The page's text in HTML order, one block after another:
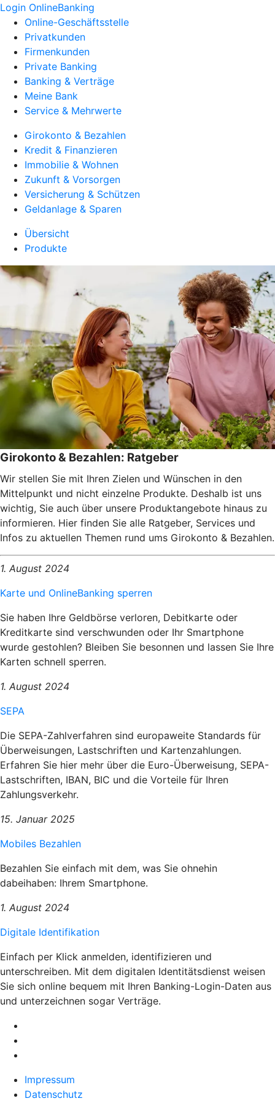
Login OnlineBanking
Online-Geschäftsstelle
Privatkunden
Firmenkunden
Private Banking
Banking & Verträge
Meine Bank
Service & Mehrwerte
Girokonto & Bezahlen
Kredit & Finanzieren
Immobilie & Wohnen
Zukunft & Vorsorgen
Versicherung & Schützen
Geldanlage & Sparen
Übersicht
Produkte
Girokonto & Bezahlen: Ratgeber
Wir stellen Sie mit Ihren Zielen und Wünschen in den
Mittelpunkt und nicht einzelne Produkte. Deshalb ist uns
wichtig, Sie auch über unsere Produktangebote hinaus zu
informieren. Hier finden Sie alle Ratgeber, Services und
Infos zu aktuellen Themen rund ums Girokonto & Bezahlen.
1. August 2024
Karte und OnlineBanking sperren
Sie haben Ihre Geldbörse verloren, Debitkarte oder
Kreditkarte sind verschwunden oder Ihr Smartphone
wurde gestohlen? Bleiben Sie besonnen und lassen Sie Ihre
Karten schnell sperren.
1. August 2024
SEPA
Die SEPA-Zahlverfahren sind europaweite Standards für
Überweisungen, Lastschriften und Kartenzahlungen.
Erfahren Sie hier mehr über die Euro-Überweisung, SEPA-
Lastschriften, IBAN, BIC und die Vorteile für Ihren
Zahlungsverkehr.
15. Januar 2025
Mobiles Bezahlen
Bezahlen Sie einfach mit dem, was Sie ohnehin
dabeihaben: Ihrem Smartphone.
1. August 2024
Digitale Identifikation
Einfach per Klick anmelden, identifizieren und
unterschreiben. Mit dem digitalen Identitätsdienst weisen
Sie sich online bequem mit Ihren Banking-Login-Daten aus
und unterzeichnen sogar Verträge.
Impressum
Datenschutz